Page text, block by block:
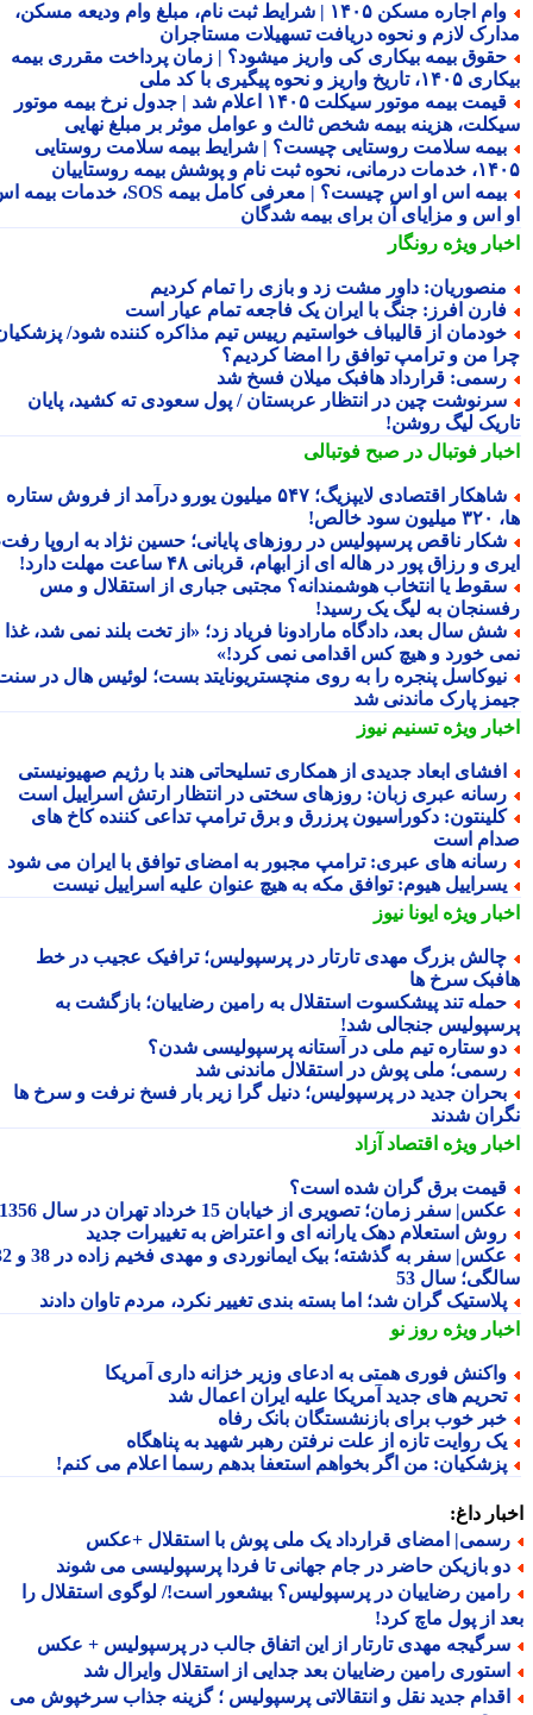
وام اجاره مسکن ۱۴۰۵ | شرایط ثبت نام، مبلغ وام ودیعه مسکن،
لازم و نحوه دریافت تسهیلات مستاجران
بیمه بیکاری کی واریز میشود؟ | زمان پرداخت مقرری بیمه
واریز و نحوه پیگیری با کد ملی
قیمت بیمه موتور سیکلت ۱۴۰۵ اعلام شد | جدول نرخ بیمه موتور
هزینه بیمه شخص ثالث و عوامل موثر بر مبلغ نهایی
سلامت روستایی چیست؟ | شرایط بیمه سلامت روستایی
نام و پوشش بیمه روستاییان
بیمه اس او اس چیست؟ | معرفی کامل بیمه SOS، خدمات بیمه اس
اس و مزایای آن برای بیمه شدگان
ویژهرونگار
داور مشت زد و بازی را تمام کردیم
افرز: جنگ با ایران یک فاجعه تمام عیار است
از قالیباف خواستیم رییس تیم مذاکره کننده شود/ پزشکیان:
من و ترامپ توافق را امضا کردیم؟
قرارداد هافبک میلان فسخ شد
چین در انتظار عربستان / پول سعودی ته کشید، پایان
لیگ روشن!
فوتبال در صبح فوتبالی
شاهکار اقتصادی لایپزیگ؛ ۵۴۷ میلیون یورو درآمد از فروش ستاره
ناقص پرسپولیس در روزهای پایانی؛ حسین نژاد به اروپا رفت،
و رزاق پور در هاله ای از ابهام، قربانی ۴۸ ساعت مهلت دارد!
یا انتخاب هوشمندانه؟ مجتبی جباری از استقلال و مس
به لیگ یک رسید!
سال بعد، دادگاه مارادونا فریاد زد؛ «از تخت بلند نمی شد، غذا
خورد و هیچ کس اقدامی نمی کرد!»
پنجره را به روی منچستریونایتد بست؛ لوئیس هال در سنت
پارک ماندنی شد
ویژهتسنیم نیوز
ابعاد جدیدی از همکاری تسلیحاتی هند با رژیم صهیونیستی
عبری زبان: روزهای سختی در انتظار ارتش اسراییل است
دکوراسیون پرزرق و برق ترامپ تداعی کننده کاخ های
است
های عبری: ترامپ مجبور به امضای توافق با ایران می شود
هیوم: توافق مکه به هیچ عنوان علیه اسراییل نیست
ویژهایونا نیوز
بزرگ مهدی تارتار در پرسپولیس؛ ترافیک عجیب در خط
سرخ ها
تند پیشکسوت استقلال به رامین رضاییان؛ بازگشت به
جنجالی شد!
ستاره تیم ملی در آستانه پرسپولیسی شدن؟
ملی پوش در استقلال ماندنی شد
جدید در پرسپولیس؛ دنیل گرا زیر بار فسخ نرفت و سرخ ها
شدند
ویژهاقتصاد آزاد
برق گران شده است؟
سفر زمان؛ تصویری از خیابان 15 خرداد تهران در سال 1356
استعلام دهک یارانه ای و اعتراض به تغییرات جدید
عکس| سفر به گذشته؛ بیک ایمانوردی و مهدی فخیم زاده در 38 و 32
سال 53
گران شد؛ اما بسته بندی تغییر نکرد، مردم تاوان دادند
ویژهروز نو
فوری همتی به ادعای وزیر خزانه داری آمریکا
های جدید آمریکا علیه ایران اعمال شد
خوب برای بازنشستگان بانک رفاه
روایت تازه از علت نرفتن رهبر شهید به پناهگاه
من اگر بخواهم استعفا بدهم رسما اعلام می کنم!
داغ:
امضای قرارداد یک ملی پوش با استقلال +عکس
بازیکن حاضر در جام جهانی تا فردا پرسپولیسی می شوند
رضاییان در پرسپولیس؟ بیشعور است!/ لوگوی استقلال را
از پول ماچ کرد!
مهدی تارتار از این اتفاق جالب در پرسپولیس + عکس
رامین رضاییان بعد جدایی از استقلال وایرال شد
جدید نقل و انتقالاتی پرسپولیس ؛ گزینه جذاب سرخپوش می